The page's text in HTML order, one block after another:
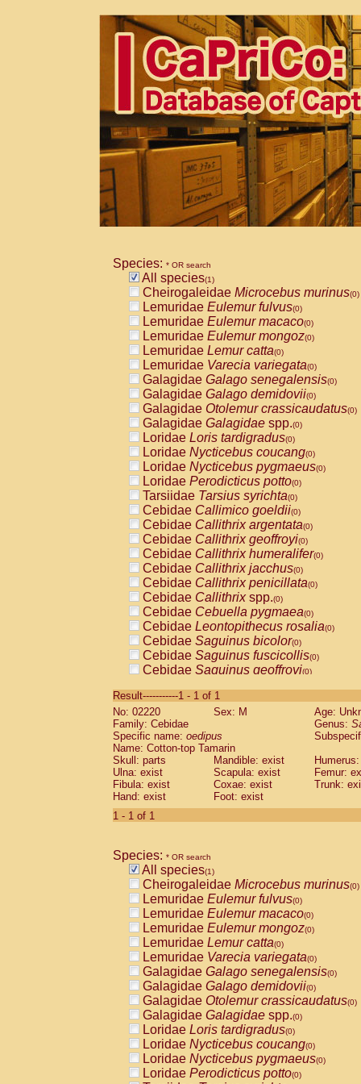
Species: * OR search
All species(1)
Cheirogaleidae Microcebus murinus(0)
Lemuridae Eulemur fulvus(0)
Lemuridae Eulemur macaco(0)
Lemuridae Eulemur mongoz(0)
Lemuridae Lemur catta(0)
Lemuridae Varecia variegata(0)
Galagidae Galago senegalensis(0)
Galagidae Galago demidovii(0)
Galagidae Otolemur crassicaudatus(0)
Galagidae Galagidae spp.(0)
Loridae Loris tardigradus(0)
Loridae Nycticebus coucang(0)
Loridae Nycticebus pygmaeus(0)
Loridae Perodicticus potto(0)
Tarsiidae Tarsius syrichta(0)
Cebidae Callimico goeldii(0)
Cebidae Callithrix argentata(0)
Cebidae Callithrix geoffroyi(0)
Cebidae Callithrix humeralifer(0)
Cebidae Callithrix jacchus(0)
Cebidae Callithrix penicillata(0)
Cebidae Callithrixspp.(0)
Cebidae Cebuella pygmaea(0)
Cebidae Leontopithecus rosalia(0)
Cebidae Saguinus bicolor(0)
Cebidae Saguinus fuscicollis(0)
Cebidae Saguinus geoffroyi(0)
CebidaeSaguinus labiatus(0)
Cebidae Saguinus leucopus (0)
Cebidae
CebidaeSaguinus mystax
Cebidae Saguinus nigricollis (0)
Cebidae Saguinus oedipus
Cebidae Saguinus weddelli
Cebidae Saguinusspp.
Cebidae
CebidaeCebus capucinus
CebidaeCebus nigrivittatus
CebidaeCebus spp.(0)
CebidaeSaimiri boliviensis(0)
CebidaeSaimiri sciureus(0)
AtelidaeAlouatta caraya(0)
AtelidaeAlouatta fusca(0)
AtelidaeAlouatta seniculus(0)
AtelidaeAlouattaspp.(0)
AtelidaeAteles belzebuth(0)
AtelidaeAteles geoffroyi(0)
AtelidaeAteles paniscus(0)
AtelidaeAtelesspp.(0)
AtelidaeLagothrix lagothricha(0)
AtelidaeLagothrix lagothricha cana
PitheciidaeCacajao calvus
Result-----------1 - 1 of 1
No: 02220
Sex: M
Age:
Family: Cebidae
Genus:
Specific name: oedipus
Name: Cotton-top Tamarin
Skull: parts
Mandible: exist
Ulna: exist
Scapula: exist
Femur:
Fibula: exist
Coxae: exist
Trunk:
Hand: exist
Foot: exist
1 - 1 of 1
Species: * OR search
All species(1)
Cheirogaleidae Microcebus murinus(0)
Lemuridae Eulemur fulvus(0)
Lemuridae Eulemur macaco(0)
Lemuridae Eulemur mongoz(0)
Lemuridae Lemur catta(0)
Lemuridae Varecia variegata(0)
Galagidae Galago senegalensis(0)
Galagidae Galago demidovii(0)
Galagidae Otolemur crassicaudatus(0)
Galagidae Galagidae spp.(0)
Loridae Loris tardigradus(0)
Loridae Nycticebus coucang(0)
Loridae Nycticebus pygmaeus(0)
Loridae Perodicticus potto(0)